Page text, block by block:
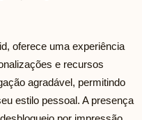
oferece uma experiência
e recursos
agradável, permitindo
estilo pessoal. A presença